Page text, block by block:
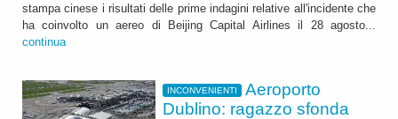
stampa cinese i risultati delle prime indagini relative all'incidente che
ha coinvolto un aereo di Beijing Capital Airlines il 28 agosto...
continua
INCONVENIENTI
Aeroporto
Dublino: ragazzo sfonda